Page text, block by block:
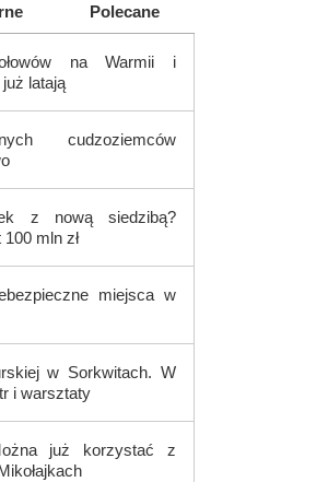
Polecane
na Warmii i
latają
cudzoziemców
z nową siedzibą?
mln zł
miejsca w
w Sorkwitach. W
i warsztaty
już korzystać z